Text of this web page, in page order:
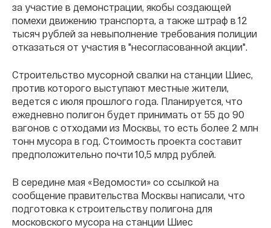
за участие в демонстрации, якобы создающей
помехи движению транспорта, а также штраф в 12
тысяч рублей за невыполнение требования полиции
отказаться от участия в "несогласованной акции".
Строительство мусорной свалки на станции Шиес,
против которого выступают местные жители,
ведется с июля прошлого года. Планируется, что
ежедневно полигон будет принимать от 55 до 90
вагонов с отходами из Москвы, то есть более 2 млн
тонн мусора в год. Стоимость проекта составит
предположительно почти 10,5 млрд рублей.
В середине мая «Ведомости» со ссылкой на
сообщение правительства Москвы написали, что
подготовка к строительству полигона для
московского мусора на станции Шиес